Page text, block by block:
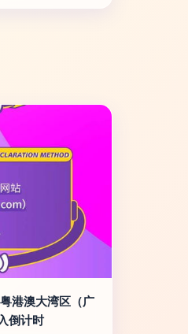
港澳大湾区（广
倒计时